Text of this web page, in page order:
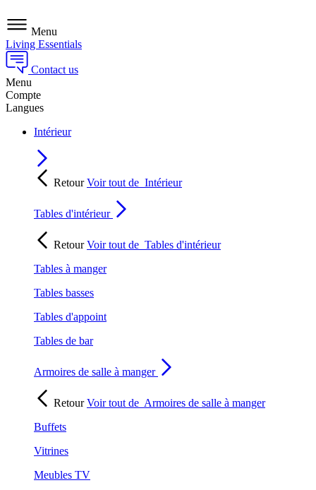
Menu
Living Essentials
Contact us
Menu
Compte
Langues
Intérieur
RetourVoir tout de Intérieur
Tables d'intérieur
RetourVoir tout de Tables d'intérieur
Tables à manger
Tables basses
Tables d'appoint
Tables de bar
Armoires de salle à manger
RetourVoir tout de Armoires de salle à manger
Buffets
Vitrines
Meubles TV